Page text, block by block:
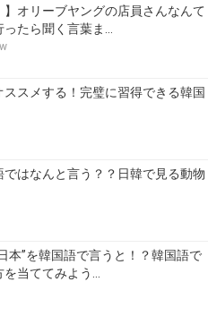
】オリーブヤングの店員さんなんて
たら聞く言葉ま…
スメする！完璧に習得できる韓国
はなんと言う？？日韓で見る動物
本”を韓国語で言うと！？韓国語で
当ててみよう…